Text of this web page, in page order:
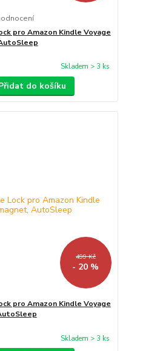
pro Amazon Kindle Voyage
Skladem > 3 ks
do košíku
499 Kč
- 20 %
pro Amazon Kindle Voyage
Skladem > 3 ks